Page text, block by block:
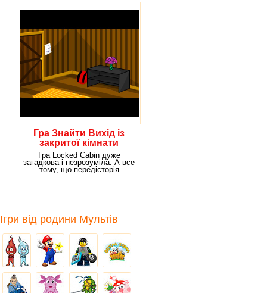
Гра Знайти Вихід із
закритої кімнати
Гра Locked Cabin дуже
загадкова і незрозуміла. А все
тому, що передісторія
Ігри від родини Мультів